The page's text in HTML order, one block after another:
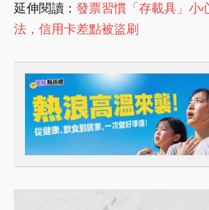
延伸閱讀： 發票習慣「存載具」小
法，信用卡差點被盜刷